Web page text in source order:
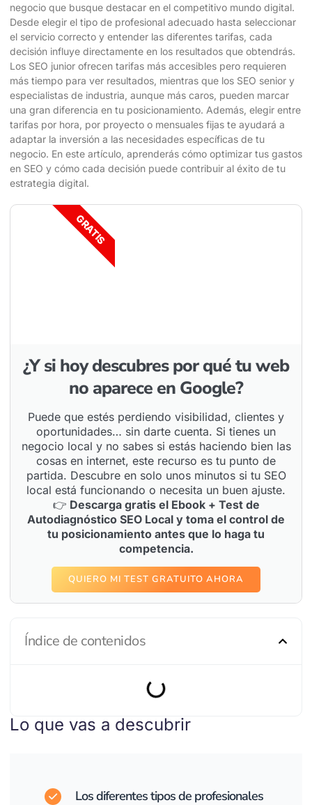
negocio que busque destacar en el competitivo mundo digital.
Desde elegir el tipo de profesional adecuado hasta seleccionar
el servicio correcto y entender las diferentes tarifas, cada
decisión influye directamente en los resultados que obtendrás.
Los SEO junior ofrecen tarifas más accesibles pero requieren
más tiempo para ver resultados, mientras que los SEO senior y
especialistas de industria, aunque más caros, pueden marcar
una gran diferencia en tu posicionamiento. Además, elegir entre
tarifas por hora, por proyecto o mensuales fijas te ayudará a
adaptar la inversión a las necesidades específicas de tu
negocio. En este artículo, aprenderás cómo optimizar tus gastos
en SEO y cómo cada decisión puede contribuir al éxito de tu
estrategia digital.
¿Y si hoy descubres por qué tu web
no aparece en Google?
Puede que estés perdiendo visibilidad, clientes y
oportunidades… sin darte cuenta. Si tienes un
negocio local y no sabes si estás haciendo bien las
cosas en internet, este recurso es tu punto de
partida. Descubre en solo unos minutos si tu SEO
local está funcionando o necesita un buen ajuste.
👉 Descarga gratis el Ebook + Test de
Autodiagnóstico SEO Local y toma el control de
tu posicionamiento antes que lo haga tu
competencia.
QUIERO MI TEST GRATUITO AHORA
GRATIS
Índice de contenidos
Lo que vas a descubrir
Los diferentes tipos de profesionales